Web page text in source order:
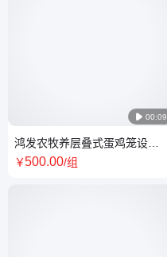
 00:09
鸿发农牧养层叠式蛋鸡笼设备
鸡舍育雏笼供应 现代化养鸡场
￥500.00/组